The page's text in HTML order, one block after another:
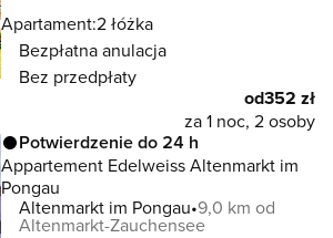
Apartament:2 łóżka
Bezpłatna anulacja
Bez przedpłaty
od352 zł
za 1 noc, 2 osoby
Potwierdzenie do 24 h
Appartement Edelweiss Altenmarkt im
Pongau
Altenmarkt im Pongau 9,0 km od
Altenmarkt-Zauchensee